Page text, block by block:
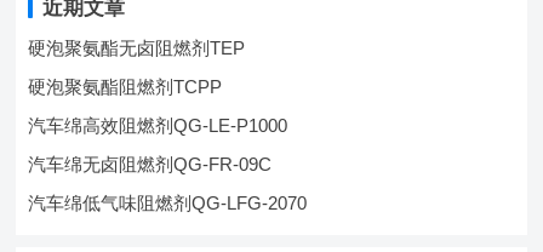
近期文章
硬泡聚氨酯无卤阻燃剂TEP
硬泡聚氨酯阻燃剂TCPP
汽车绵高效阻燃剂QG-LE-P1000
汽车绵无卤阻燃剂QG-FR-09C
汽车绵低气味阻燃剂QG-LFG-2070